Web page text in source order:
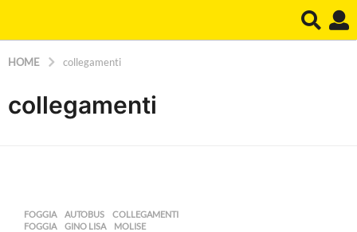
HOME collegamenti
collegamenti
FOGGIA AUTOBUS ,COLLEGAMENTI
FOGGIA
,GINO LISA ,MOLISE